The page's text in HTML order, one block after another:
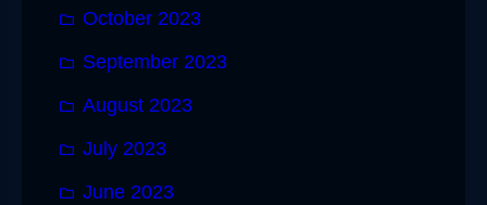
October 2023
September 2023
August 2023
July 2023
June 2023